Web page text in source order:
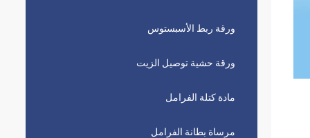
ورقة ربط الأسبستوس
ورقة حشية توصيل الزيت
مادة كتلة الفرامل
مرساة بطانة الفرامل